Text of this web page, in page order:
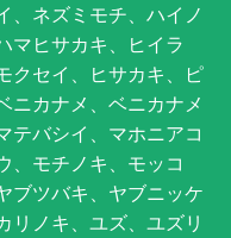
、ネズミモチ、ハイノ
マヒサカキ、ヒイラ
クセイ、ヒサカキ、ピ
ニカナメ、ベニカナメ
テバシイ、マホニアコ
、モチノキ、モッコ
ブツバキ、ヤブニッケ
リノキ、ユズ、ユズリ